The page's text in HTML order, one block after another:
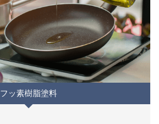
フッ素樹脂塗料